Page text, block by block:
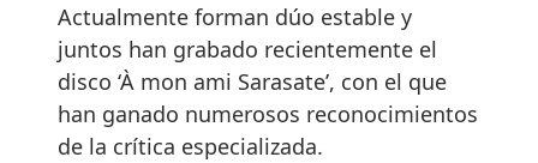
Actualmente forman dúo estable y
juntos han grabado recientemente el
disco ‘À mon ami Sarasate’, con el que
han ganado numerosos reconocimientos
de la crítica especializada.